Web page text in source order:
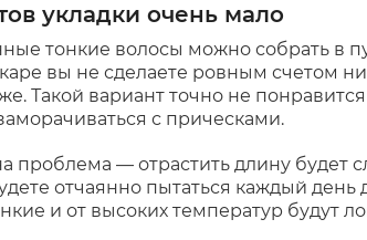
укладки очень мало
тонкие волосы можно собрать в
каре вы не сделаете ровным счетом
Такой вариант точно не
с прическами.
проблема — отрастить длину будет
отчаянно пытаться каждый день
и от высоких температур будут